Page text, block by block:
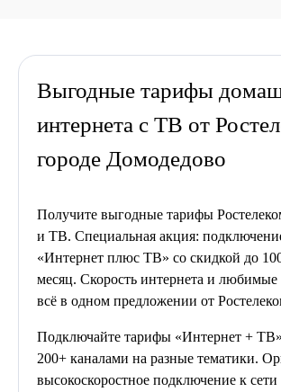
Выгодные тарифы
интернета с ТВ от
городе Домодедово
Получите выгодные тарифы
и ТВ. Специальная акция:
«Интернет плюс ТВ» со скидкой до
месяц. Скорость интернета и
всё в одном предложении от
Подключайте тарифы «Интернет +
200+ каналами на разные тематики.
высокоскоростное подключение к сети